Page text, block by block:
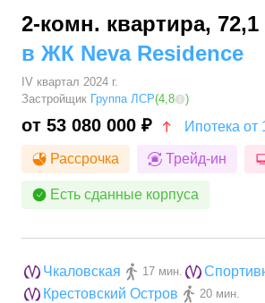
2-комн. квартира, 72,1
в ЖК Neva Residence
IV квартал 2024 г.
Застройщик Группа ЛСР(4,8 )
от 53 080 000 ₽ Ипотека от
Рассрочка Трейд-ин
Есть сданные корпуса
Чкаловская 17 мин.
Крестовский Остров 20 мин.